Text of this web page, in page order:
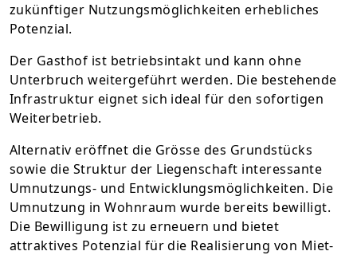
zukünftiger Nutzungsmöglichkeiten erhebliches
Potenzial.
Der Gasthof ist betriebsintakt und kann ohne
Unterbruch weitergeführt werden. Die bestehende
Infrastruktur eignet sich ideal für den sofortigen
Weiterbetrieb.
Alternativ eröffnet die Grösse des Grundstücks
sowie die Struktur der Liegenschaft interessante
Umnutzungs- und Entwicklungsmöglichkeiten. Die
Umnutzung in Wohnraum wurde bereits bewilligt.
Die Bewilligung ist zu erneuern und bietet
attraktives Potenzial für die Realisierung von Miet-